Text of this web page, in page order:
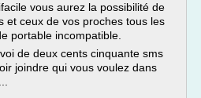
vous aurez la possibilité de
et ceux de vos proches tous les
portable incompatible.
de deux cents cinquante sms
joindre qui vous voulez dans